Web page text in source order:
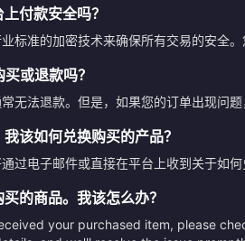
付款安全吗？
标准的加密技术来确保所有交易的安全
或退款吗？
无法退款。但是，如果您的订单出现问
该如何兑换购买的产品？
过电子邮件或直接在平台上收到关于如
的商品。我该怎么办？
your purchased item, please